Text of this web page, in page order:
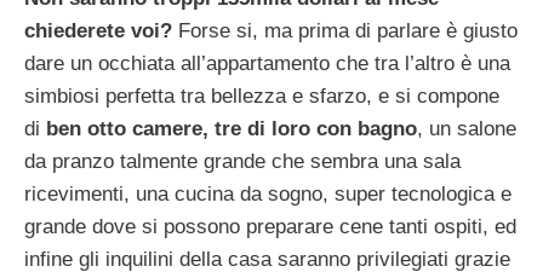
chiederete voi? Forse si, ma prima di parlare è giusto
dare un occhiata all’appartamento che tra l’altro è una
simbiosi perfetta tra bellezza e sfarzo, e si compone
di ben otto camere, tre di loro con bagno, un salone
da pranzo talmente grande che sembra una sala
ricevimenti, una cucina da sogno, super tecnologica e
grande dove si possono preparare cene tanti ospiti, ed
infine gli inquilini della casa saranno privilegiati grazie